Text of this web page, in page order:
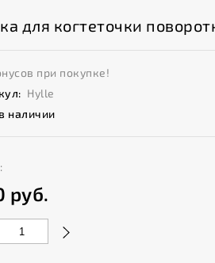
для когтеточки
при покупке!
Hylle
наличии
руб.